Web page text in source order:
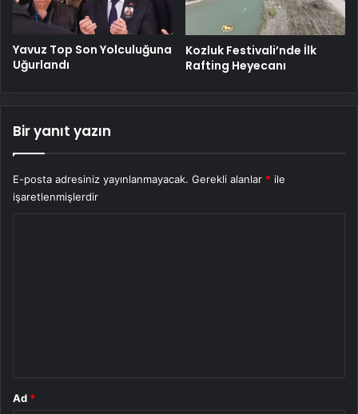
Yavuz Top Son Yolculuğuna
Uğurlandı
Kozluk Festivali’nde İlk
Rafting Heyecanı
Bir yanıt yazın
E-posta adresiniz yayınlanmayacak. Gerekli alanlar * ile
işaretlenmişlerdir
Ad *